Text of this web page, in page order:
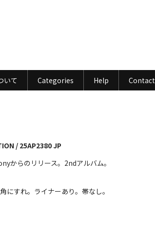
いて Categories Help Contact
/ 25AP2380 JP
からのリリース。2ndアルバム。
にすれ。ライナーあり。帯なし。